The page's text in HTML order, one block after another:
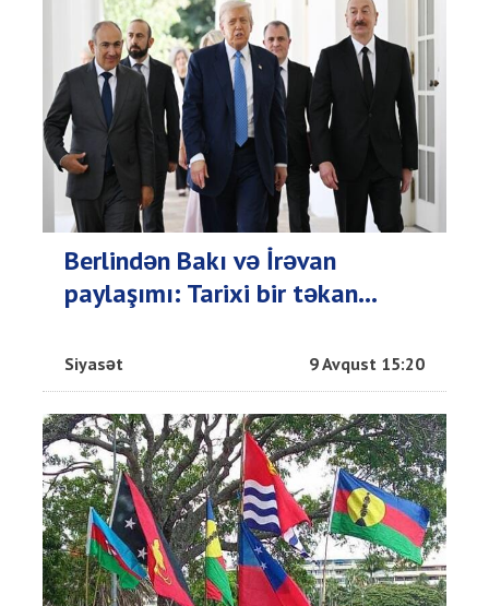
Berlindən Bakı və İrəvan
paylaşımı: Tarixi bir təkan...
Siyasət 9 Avqust 15:20